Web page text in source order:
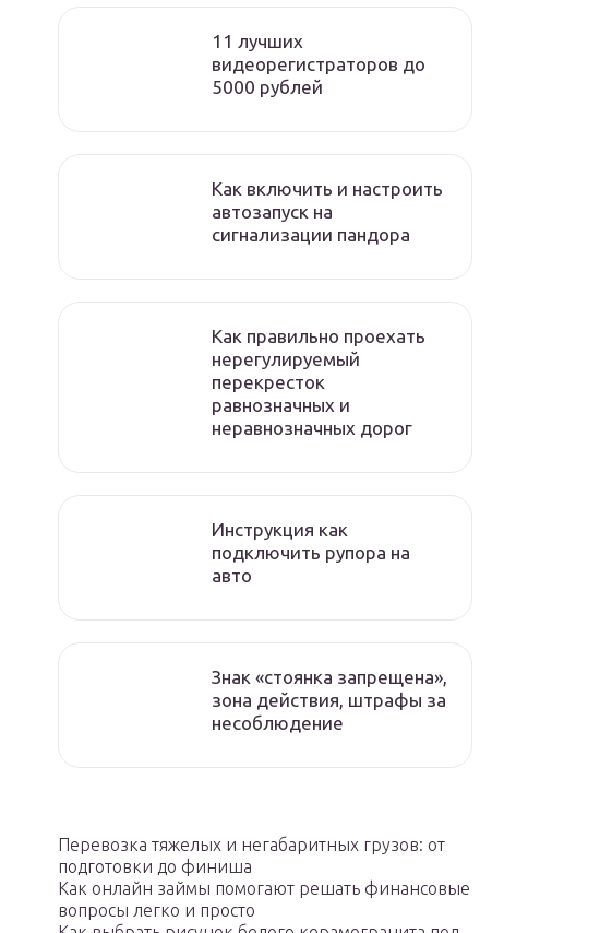
11 лучших
видеорегистраторов до
5000 рублей
Как включить и настроить
автозапуск на
сигнализации пандора
Как правильно проехать
нерегулируемый
перекресток
равнозначных и
неравнозначных дорог
Инструкция как
подключить рупора на
авто
Знак «стоянка запрещена»,
зона действия, штрафы за
несоблюдение
Перевозка тяжелых и негабаритных грузов: от
подготовки до финиша
Как онлайн займы помогают решать финансовые
вопросы легко и просто